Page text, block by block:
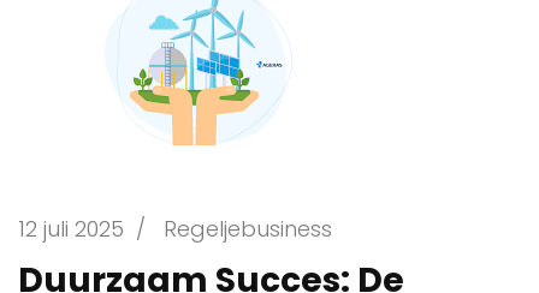
12 juli 2025 / Regeljebusiness
Duurzaam Succes: De